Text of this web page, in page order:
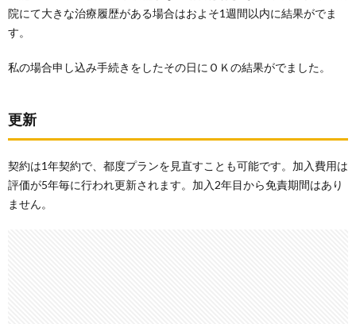
院にて大きな治療履歴がある場合はおよそ1週間以内に結果がでま
す。
私の場合申し込み手続きをしたその日にＯＫの結果がでました。
更新
契約は1年契約で、都度プランを見直すことも可能です。加入費用は
評価が5年毎に行われ更新されます。加入2年目から免責期間はあり
ません。